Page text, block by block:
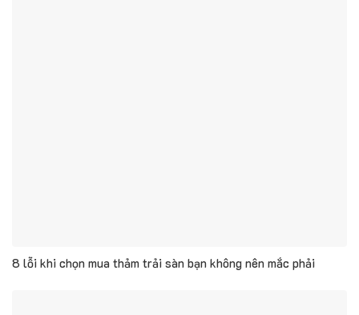
8 lỗi khi chọn mua thảm trải sàn bạn không nên mắc phải